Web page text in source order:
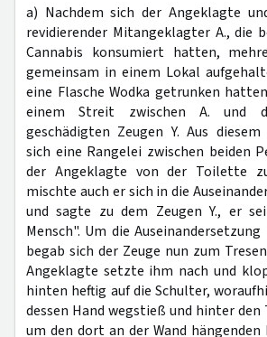
a) Nachdem sich der Angeklagte
revidierender Mitangeklagter A., die
Cannabis konsumiert hatten,
gemeinsam in einem Lokal
eine Flasche Wodka getrunken
einem Streit zwischen A. und
geschädigten Zeugen Y. Aus
sich eine Rangelei zwischen beiden
der Angeklagte von der Toilette
mischte auch er sich in die
und sagte zu dem Zeugen Y., er
Mensch". Um die Auseinandersetzung
begab sich der Zeuge nun zum
Angeklagte setzte ihm nach und
hinten heftig auf die Schulter,
dessen Hand wegstieß und hinter den
um den dort an der Wand